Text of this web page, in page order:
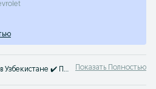
matiz — Шины, диски и колёса в Узбекистане ✔️ Продажа новых и б/у комплектов для авто разных классов ⭐ Удобные покупки без посредников — на OLX.uz Показать Полностью